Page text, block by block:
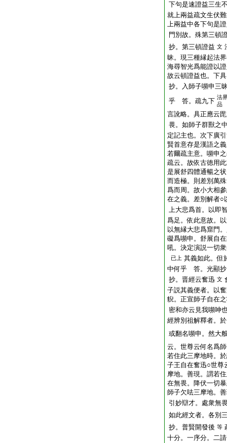
下句是速證益三生
就上兩益疏文生伏
上兩益中各下句是
門別故。殊第三頓
抄。第三頓證益 文
昧。現三種縁起法
海尋智光爲能證以
故云頓證益也。下
抄。入師子嚬申三
乎 答。疏九下 法
品
言訛略。具正應云
畏。如師子群獸之
定記主也。次下廣
賢首意存是漢語之
若爾疏主意。嚬申
疏云。故依古徳用
是展舒四體通暢之
而造極。則差別萬
爲而周。故小大相
在之義。差別解者○
上大悲爲首。以即
爲足。依此意故。
以無縁大悲爲窟門
礙爲嚬申。舒展自
吼。決定演説一切
已上 其義如此。
中何乎 答。光顯抄
抄。晋經云奮迅 文
子説其義便者。以
貎。正宣師子自在
密和亦云見我嚬呻
經辨別祖解釋者。
或翻名嚬申。然大
云。世尊云何名爲
若住此三摩地時。
子王自在奮迅○世尊
摩地。善現。謂若
在無畏。降伏一切
師子欠呿三摩地。
引妙辯才。處衆無
如此經文者。各別
抄。普賢開發後 等
十分。一序分。二